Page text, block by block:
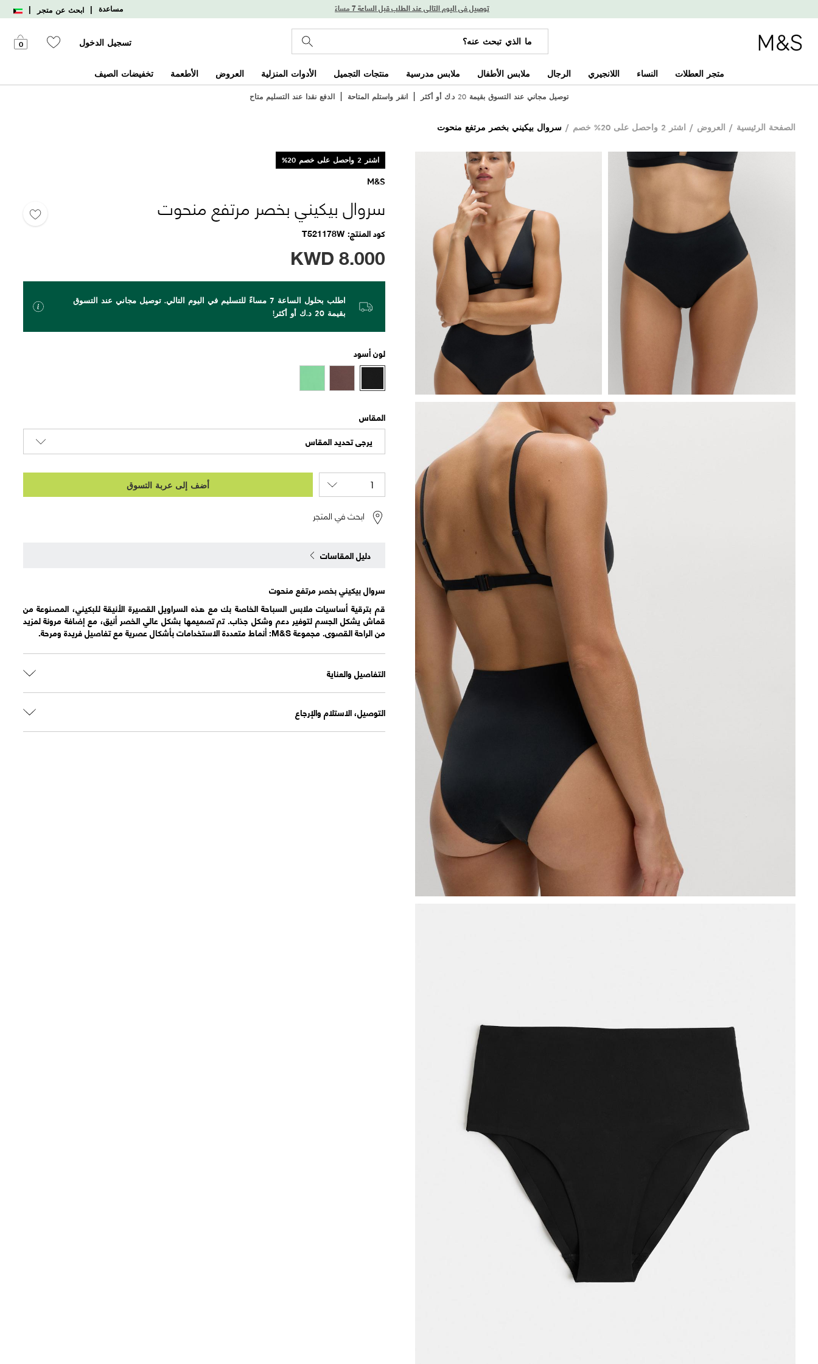
توصيل في اليوم التالي عند الطلب قبل الساعة 7 مساءً مساعدة | ابحث عن متجر |
تسجيل الدخول 0
متجر العطلات النساء اللانجيري الرجال ملابس الأطفال ملابس مدرسية منتجات التجميل الأدوات المنزلية العروض الأطعمة تخفيضات الصيف
توصيل مجاني عند التسوق بقيمة 20 د.ك أو أكثر انقر واستلم المتاحة الدفع نقدا عند التسليم متاح
الصفحة الرئيسية / العروض / اشتر 2 واحصل على 20% خصم / سروال بيكيني بخصر مرتفع منحوت
اشتر 2 واحصل على خصم 20%
M&S
سروال بيكيني بخصر مرتفع منحوت
كود المنتج T521178W
KWD8.000
اطلب بحلول الساعة 7 مساءً للتسليم في اليوم التالي. توصيل مجاني عند التسوق
بقيمة 20 د.ك أو أكثر!
لونأسود
المقاس
يرجى تحديد المقاس
أضف إلى عربة التسوق
ابحث في المتجر
دليل المقاسات
سروال بيكيني بخصر مرتفع منحوت
قم بترقية أساسيات ملابس السباحة الخاصة بك مع هذه السراويل القصيرة الأنيقة للبكيني، المصنوعة من
قماش يشكل الجسم لتوفير دعم وشكل جذاب. تم تصميمها بشكل عالي الخصر أنيق، مع إضافة مرونة لمزيد
من الراحة القصوى. مجموعة M&S: أنماط متعددة الاستخدامات بأشكال عصرية مع تفاصيل فريدة ومرحة.
التفاصيل والعناية
التوصيل، الاستلام والإرجاع